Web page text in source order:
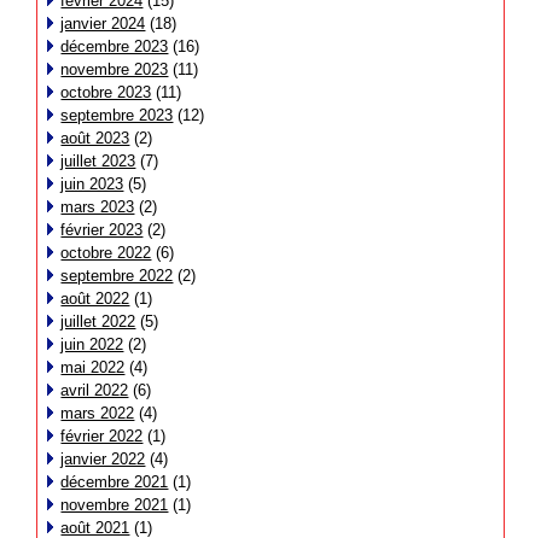
janvier 2024 (18)
décembre 2023 (16)
novembre 2023 (11)
octobre 2023 (11)
septembre 2023 (12)
août 2023 (2)
juillet 2023 (7)
juin 2023 (5)
mars 2023 (2)
février 2023 (2)
octobre 2022 (6)
septembre 2022 (2)
août 2022 (1)
juillet 2022 (5)
juin 2022 (2)
mai 2022 (4)
avril 2022 (6)
mars 2022 (4)
février 2022 (1)
janvier 2022 (4)
décembre 2021 (1)
novembre 2021 (1)
août 2021 (1)